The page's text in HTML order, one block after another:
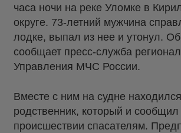
часа ночи на реке Уломке в
округе. 73-летний мужчина
лодке, выпал из нее и утонул.
сообщает пресс-служба
Управления МЧС России.
Вместе с ним на судне
родственник, который и сообщил
происшествии спасателям.